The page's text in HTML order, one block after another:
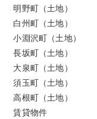
明野町（土地）
白州町（土地）
小淵沢町（土地）
長坂町（土地）
大泉町（土地）
須玉町（土地）
高根町（土地）
賃貸物件